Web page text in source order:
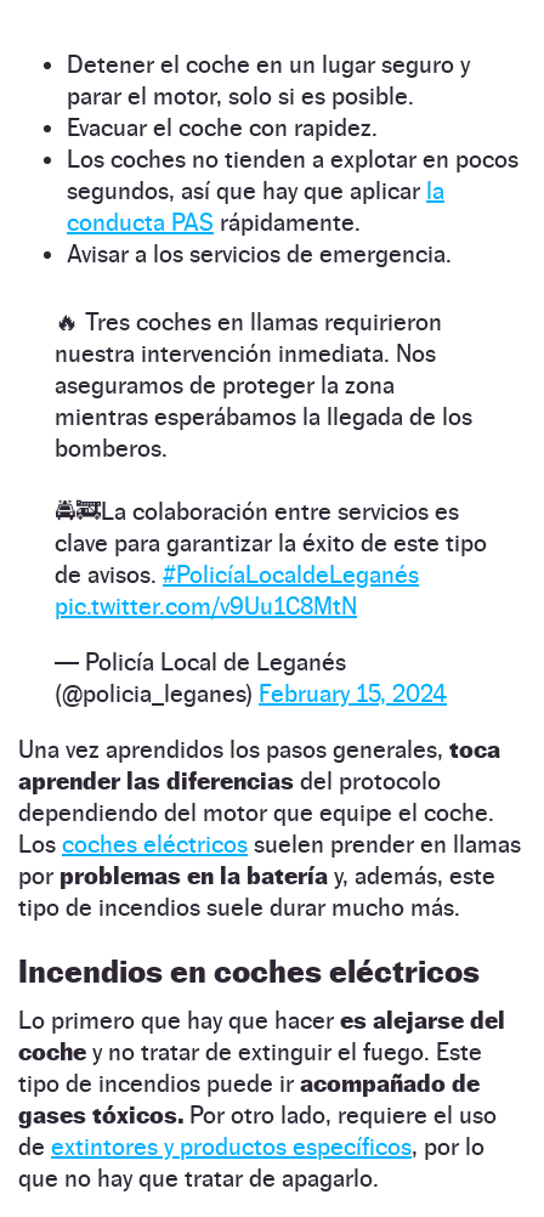
Detener el coche en un lugar seguro y
parar el motor, solo si es posible.
Evacuar el coche con rapidez.
Los coches no tienden a explotar en pocos
segundos, así que hay que aplicar la
conducta PAS rápidamente.
Avisar a los servicios de emergencia.
🔥 Tres coches en llamas requirieron
nuestra intervención inmediata. Nos
aseguramos de proteger la zona
mientras esperábamos la llegada de los
bomberos.
🚔🚒La colaboración entre servicios es
clave para garantizar la éxito de este tipo
de avisos. #PolicíaLocaldeLeganés
pic.twitter.com/v9Uu1C8MtN
— Policía Local de Leganés
(@policia_leganes) February 15, 2024
Una vez aprendidos los pasos generales, toca
aprender las diferencias del protocolo
dependiendo del motor que equipe el coche.
Los coches eléctricos suelen prender en llamas
por problemas en la batería y, además, este
tipo de incendios suele durar mucho más.
Incendios en coches eléctricos
Lo primero que hay que hacer es alejarse del
coche y no tratar de extinguir el fuego. Este
tipo de incendios puede ir acompañado de
gases tóxicos. Por otro lado, requiere el uso
de extintores y productos específicos, por lo
que no hay que tratar de apagarlo.